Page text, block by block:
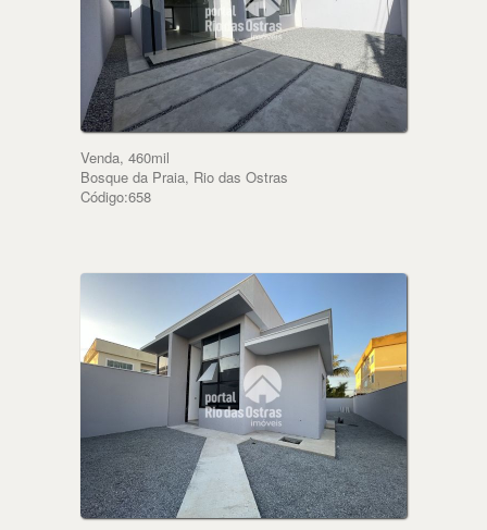
Venda, 460mil
Bosque da Praia, Rio das Ostras
Código:658